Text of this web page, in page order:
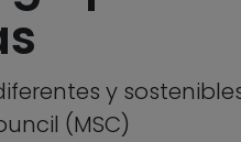
y
(MSC)